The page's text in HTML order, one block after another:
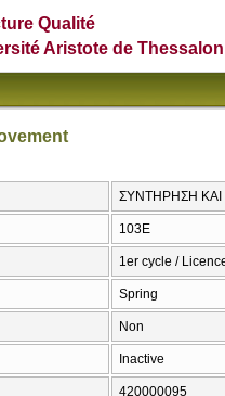
Qualité
Aristote de
ΣΥΝΤΗΡΗΣΗ ΚΑΙ
103Ε
1er cycle /
Spring
Non
Inactive
420000095